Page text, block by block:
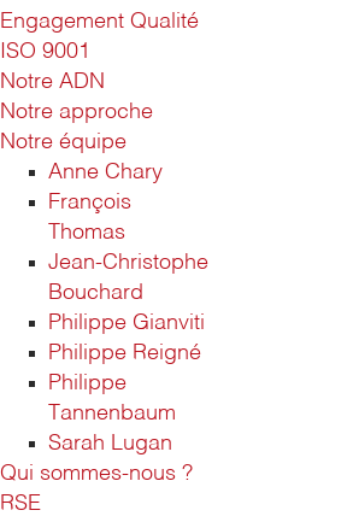
Engagement Qualité
ISO 9001
Notre ADN
Notre approche
Notre équipe
Anne Chary
François
Thomas
Jean-Christophe
Bouchard
Philippe Gianviti
Philippe Reigné
Philippe
Tannenbaum
Sarah Lugan
Qui sommes-nous ?
RSE